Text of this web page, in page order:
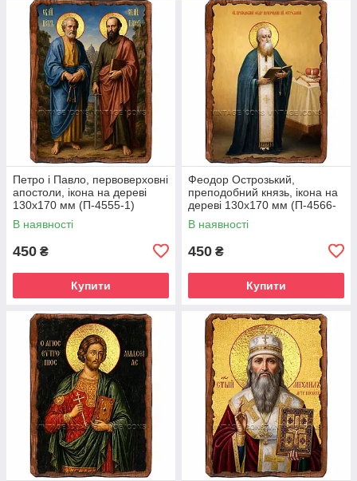
Петро і Павло, первоверховні
апостоли, ікона на дереві
130х170 мм (П-4555-1)
В наявності
450 ₴
Купити
Феодор Острозький,
преподобний князь, ікона на
дереві 130х170 мм (П-4566-
1)
В наявності
450 ₴
Купити